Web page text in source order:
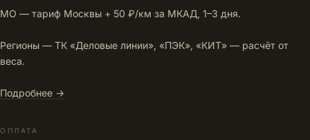
МО — тариф Москвы + 50 ₽/км за МКАД, 1–3 дня.
Регионы — ТК «Деловые линии», «ПЭК», «КИТ» — расчёт от
веса.
Подробнее →
ОПЛАТА